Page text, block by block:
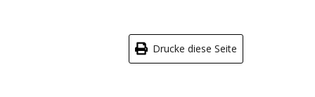
Drucke diese Seite